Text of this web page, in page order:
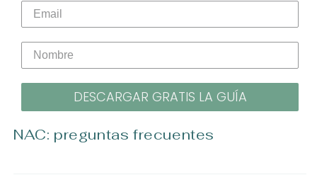
DESCARGAR GRATIS LA GUÍA
NAC: preguntas frecuentes